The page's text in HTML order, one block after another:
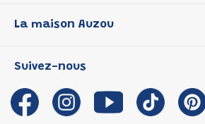
P'tit Loup
Les Influenceuses
Migali
Petite Taupe
La maison Auzou
Notre histoire
Auzou s'engage
Auteurs et illustrateurs Auzou
Suivez-nous